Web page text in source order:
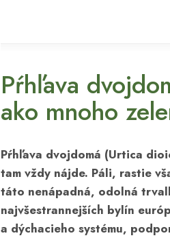
Pŕhľava
ako mnoho
Pŕhľava dvojdomá (Urtica
tam vždy nájde. Páli, rastie
táto nenápadná, odolná
najvšestrannejších bylín
a dýchacieho systému,